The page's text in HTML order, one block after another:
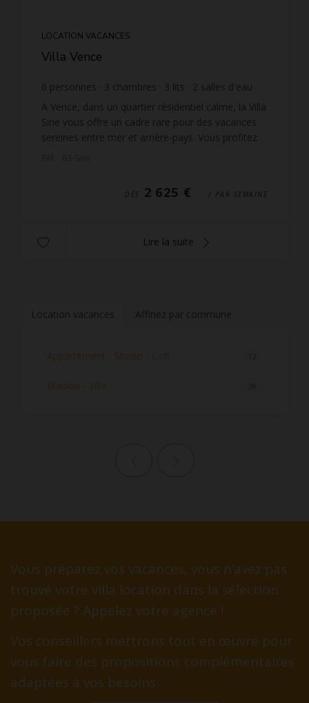
LOCATION VACANCES
Villa Vence
6 personnes 3 chambres 3 lits 2 salles d'eau
1
salle de bain
À Vence, dans un quartier résidentiel calme, la Villa
Sine vous offre un cadre rare pour des vacances
sereines entre mer et arrière-pays. Vous profitez
DÈS 2 625 € / PAR SEMAINE
Lire la suite
Location vacances Affinez par commune
Appartement - Studio - Loft
Maison - Villa
Vous préparez vos vacances, vous n’avez pas
trouvé votre villa location dans la sélection
proposée ? Appelez votre agence !
Vos conseillers mettrons tout en œuvre pour
vous faire des propositions complémentaires
adaptées à vos besoins.